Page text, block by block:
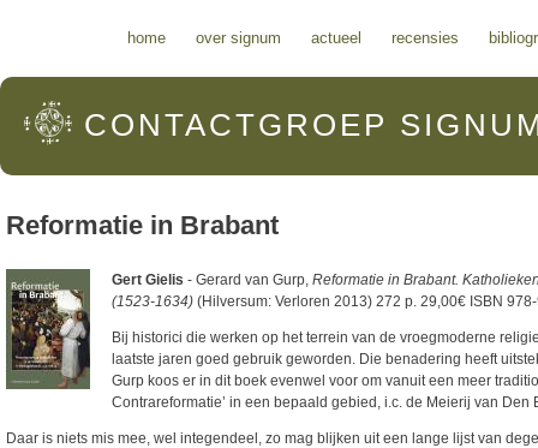
home over signum actueel recensies
CONTACTGROEP
Reformatie in Brabant
Gert Gielis - Gerard van Gurp, Reformatie in Brabant.
(1523-1634) (Hilversum: Verloren 2013) 272 p. 29,00€ ISBN
Bij historici die werken op het terrein van de vroegmoderne
laatste jaren goed gebruik geworden. Die benadering heeft
Gurp koos er in dit boek evenwel voor om vanuit een meer
Contrareformatie’ in een bepaald gebied, i.c. de Meierij van
Daar is niets mis mee, wel integendeel, zo mag blijken uit een lange lijst van